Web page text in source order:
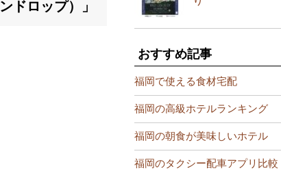
ドロップ）」
おすすめ記事
福岡で使える食材宅配
福岡の高級ホテルランキング
福岡の朝食が美味しいホテル
福岡のタクシー配車アプリ比較